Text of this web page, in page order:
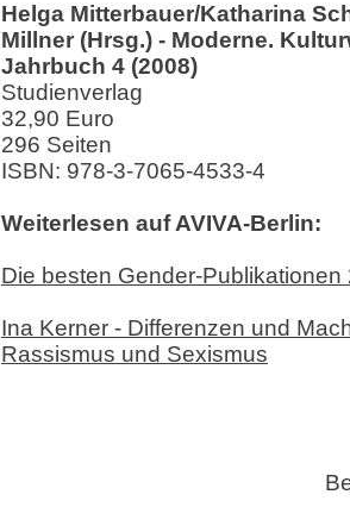
Helga Mitterbauer/Katharina
Millner (Hrsg.) - Moderne.
Jahrbuch 4 (2008)
Studienverlag
32,90 Euro
296 Seiten
ISBN: 978-3-7065-4533-4
Weiterlesen auf AVIVA-Berlin:
Die besten Gender-Publikationen
Ina Kerner - Differenzen und
Rassismus und Sexismus